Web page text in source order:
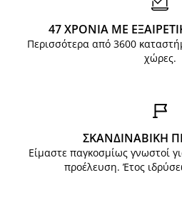
47 ΧΡΟΝΙΑ ΜΕ
Περισσότερα από 3600
χώρες.
ΣΚΑΝΔΙΝΑΒΙΚΗ
Είμαστε παγκοσμίως γνωστοί
προέλευση. Έτος